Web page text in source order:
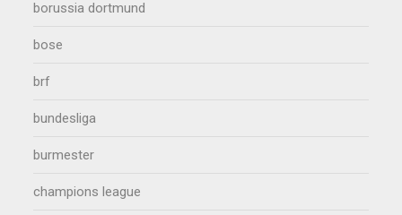
borussia dortmund
bose
brf
bundesliga
burmester
champions league